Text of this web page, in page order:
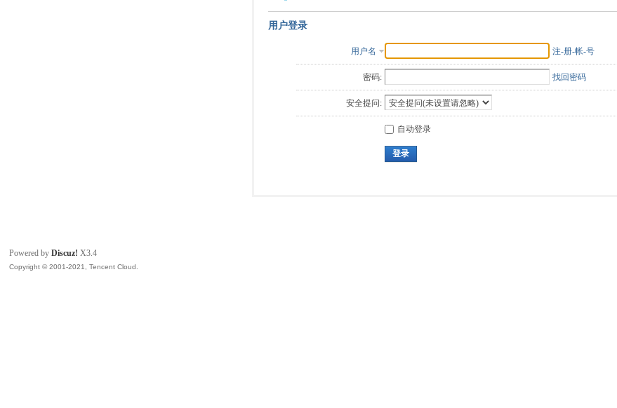
用户登录
用户名 注-册-帐-号
密码: 找回密码
安全提问:
自动登录
登录
Powered byDiscuz! X3.4
Copyright © 2001-2021, Tencent Cloud.